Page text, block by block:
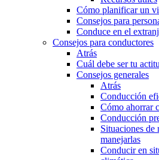
Cómo planificar un
Consejos para
Conduce en el
Consejos para conductores
Atrás
Cuál debe ser tu
Consejos generales
Atrás
Conducción
Cómo ahorrar
Conducción
Situaciones de
manejarlas
Conducir en